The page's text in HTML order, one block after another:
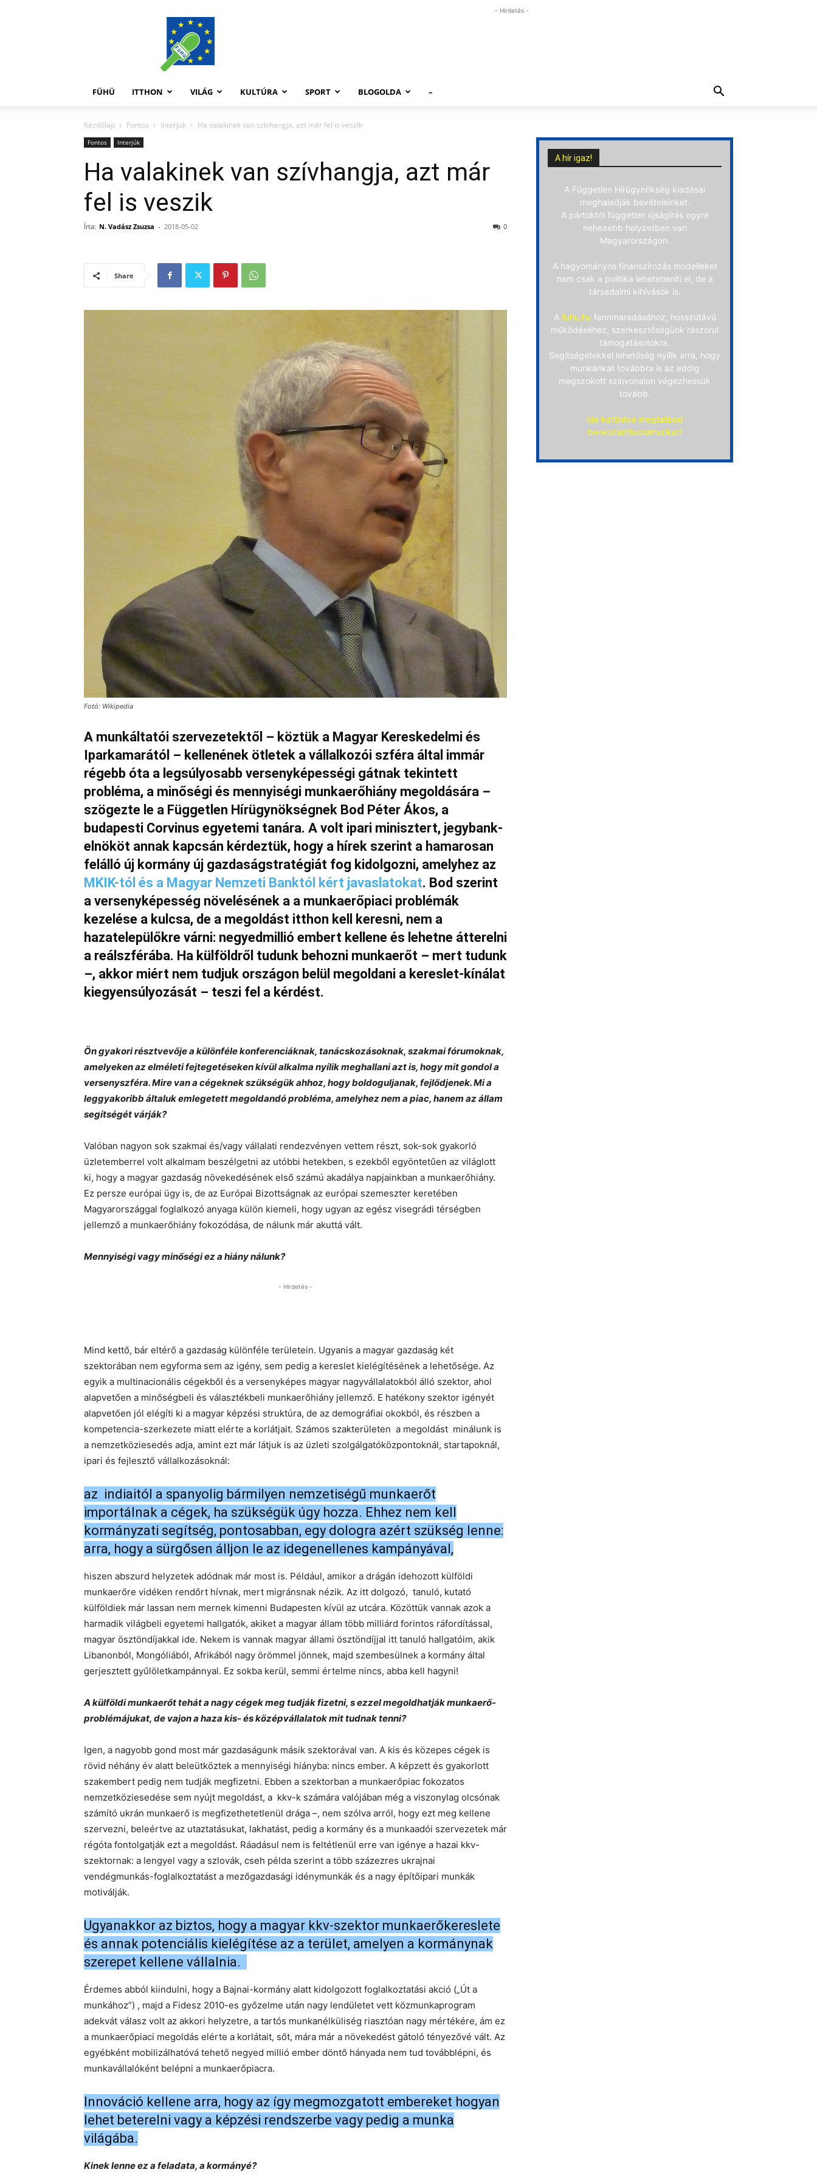
FüHü
- Hirdetés -
FÜHÜ ITTHON VILÁG KULTÚRA SPORT BLOGOLDA –
Kezdőlap Fontos Interjúk Ha valakinek van szívhangja, azt már fel is veszik
Fontos Interjúk
Ha valakinek van szívhangja, azt már
fel is veszik
Írta: N. Vadász Zsuzsa - 2018-05-02 0
Share
Fotó: Wikipedia
A munkáltatói szervezetektől – köztük a Magyar Kereskedelmi és
Iparkamarától – kellenének ötletek a vállalkozói szféra által immár
régebb óta a legsúlyosabb versenyképességi gátnak tekintett
probléma, a minőségi és mennyiségi munkaerőhiány megoldására –
szögezte le a Független Hírügynökségnek Bod Péter Ákos, a
budapesti Corvinus egyetemi tanára. A volt ipari minisztert, jegybank-
elnököt annak kapcsán kérdeztük, hogy a hírek szerint a hamarosan
felálló új kormány új gazdaságstratégiát fog kidolgozni, amelyhez az
MKIK-tól és a Magyar Nemzeti Banktól kért javaslatokat. Bod szerint
a versenyképesség növelésének a a munkaerőpiaci problémák
kezelése a kulcsa, de a megoldást itthon kell keresni, nem a
hazatelepülőkre várni: negyedmillió embert kellene és lehetne átterelni
a reálszférába. Ha külföldről tudunk behozni munkaerőt – mert tudunk
–, akkor miért nem tudjuk országon belül megoldani a kereslet-kínálat
kiegyensúlyozását – teszi fel a kérdést.
Ön gyakori résztvevője a különféle konferenciáknak, tanácskozásoknak, szakmai fórumoknak,
amelyeken az elméleti fejtegetéseken kívül alkalma nyílik meghallani azt is, hogy mit gondol a
versenyszféra. Mire van a cégeknek szükségük ahhoz, hogy boldoguljanak, fejlődjenek. Mi a
leggyakoribb általuk emlegetett megoldandó probléma, amelyhez nem a piac, hanem az állam
segítségét várják?
Valóban nagyon sok szakmai és/vagy vállalati rendezvényen vettem részt, sok-sok gyakorló
üzletemberrel volt alkalmam beszélgetni az utóbbi hetekben, s ezekből egyöntetűen az világlott
ki, hogy a magyar gazdaság növekedésének első számú akadálya napjainkban a munkaerőhiány.
Ez persze európai ügy is, de az Európai Bizottságnak az európai szemeszter keretében
Magyarországgal foglalkozó anyaga külön kiemeli, hogy ugyan az egész visegrádi térségben
jellemző a munkaerőhiány fokozódása, de nálunk már akuttá vált.
Mennyiségi vagy minőségi ez a hiány nálunk?
- Hirdetés -
Mind kettő, bár eltérő a gazdaság különféle területein. Ugyanis a magyar gazdaság két
szektorában nem egyforma sem az igény, sem pedig a kereslet kielégítésének a lehetősége. Az
egyik a multinacionális cégekből és a versenyképes magyar nagyvállalatokból álló szektor, ahol
alapvetően a minőségbeli és választékbeli munkaerőhiány jellemző. E hatékony szektor igényét
alapvetően jól elégíti ki a magyar képzési struktúra, de az demográfiai okokból, és részben a
kompetencia-szerkezete miatt elérte a korlátjait. Számos szakterületen a megoldást minálunk is
a nemzetköziesedés adja, amint ezt már látjuk is az üzleti szolgálgatóközpontoknál, startapoknál,
ipari és fejlesztő vállalkozásoknál:
az indiaitól a spanyolig bármilyen nemzetiségű munkaerőt
importálnak a cégek, ha szükségük úgy hozza. Ehhez nem kell
kormányzati segítség, pontosabban, egy dologra azért szükség lenne:
arra, hogy a sürgősen álljon le az idegenellenes kampányával,
hiszen abszurd helyzetek adódnak már most is. Például, amikor a drágán idehozott külföldi
munkaerőre vidéken rendőrt hívnak, mert migránsnak nézik. Az itt dolgozó, tanuló, kutató
külföldiek már lassan nem mernek kimenni Budapesten kívül az utcára. Közöttük vannak azok a
harmadik világbeli egyetemi hallgatók, akiket a magyar állam több milliárd forintos ráfordítással,
magyar ösztöndíjakkal ide. Nekem is vannak magyar állami ösztöndíjjal itt tanuló hallgatóim, akik
Libanonból, Mongóliából, Afrikából nagy örömmel jönnek, majd szembesülnek a kormány által
gerjesztett gyűlöletkampánnyal. Ez sokba kerül, semmi értelme nincs, abba kell hagyni!
A külföldi munkaerőt tehát a nagy cégek meg tudják fizetni, s ezzel megoldhatják munkaerő-
problémájukat, de vajon a haza kis- és középvállalatok mit tudnak tenni?
Igen, a nagyobb gond most már gazdaságunk másik szektorával van. A kis és közepes cégek is
rövid néhány év alatt beleütköztek a mennyiségi hiányba: nincs ember. A képzett és gyakorlott
szakembert pedig nem tudják megfizetni. Ebben a szektorban a munkaerőpiac fokozatos
nemzetköziesedése sem nyújt megoldást, a kkv-k számára valójában még a viszonylag olcsónak
számító ukrán munkaerő is megfizethetetlenül drága –, nem szólva arról, hogy ezt meg kellene
szervezni, beleértve az utaztatásukat, lakhatást, pedig a kormány és a munkaadói szervezetek már
régóta fontolgatják ezt a megoldást. Ráadásul nem is feltétlenül erre van igénye a hazai kkv-
szektornak: a lengyel vagy a szlovák, cseh példa szerint a több százezres ukrajnai
vendégmunkás-foglalkoztatást a mezőgazdasági idénymunkák és a nagy építőipari munkák
motiválják.
Ugyanakkor az biztos, hogy a magyar kkv-szektor munkaerőkereslete
és annak potenciális kielégítése az a terület, amelyen a kormánynak
szerepet kellene vállalnia.
Érdemes abból kiindulni, hogy a Bajnai-kormány alatt kidolgozott foglalkoztatási akció („Út a
munkához”) , majd a Fidesz 2010-es győzelme után nagy lendületet vett közmunkaprogram
adekvát válasz volt az akkori helyzetre, a tartós munkanélküliség riasztóan nagy mértékére, ám ez
a munkaerőpiaci megoldás elérte a korlátait, sőt, mára már a növekedést gátoló tényezővé vált. Az
egyébként mobilizálhatóvá tehető negyed millió ember döntő hányada nem tud továbblépni, és
munkavállalóként belépni a munkaerőpiacra.
Innováció kellene arra, hogy az így megmozgatott embereket hogyan
lehet beterelni vagy a képzési rendszerbe vagy pedig a munka
világába.
Kinek lenne ez a feladata, a kormányé?
A hír igaz!
A Független Hírügynökség kiadásai
meghaladják bevételeinket.
A pártoktól független újságírás egyre
nehezebb helyzetben van
Magyarországon.
A hagyományos finanszírozás modelleket
nem csak a politika lehetetleníti el, de a
társadalmi kihívások is.
A fuhu.hu fennmaradásához, hosszútávú
működéséhez, szerkesztőségünk rászorul
támogatásotokra.
Segítségetekkel lehetőség nyílik arra, hogy
munkánkat továbbra is az eddig
megszokott színvonalon végezhessük
tovább.
Ide kattintva megtalálod
bankszámlaszámunkat!